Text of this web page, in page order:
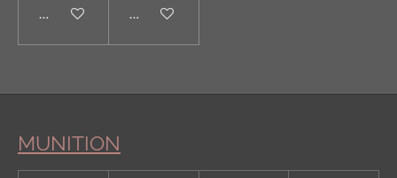
In den WarenkorbIn den Warenkorb
MUNITION